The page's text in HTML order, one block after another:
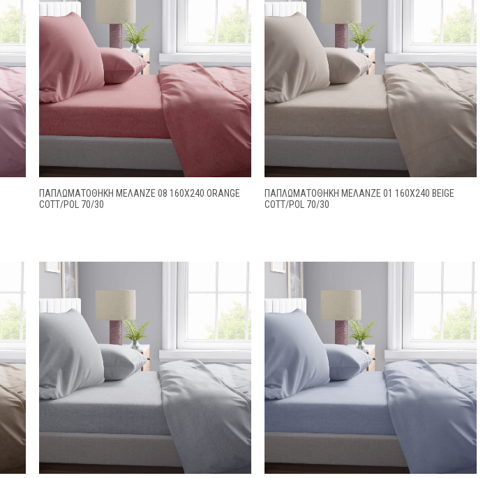
ΠΑΠΛΩΜΑΤΟΘΗΚΗ ΜΕΛΑΝΖΈ 08 160Χ240 ORANGE
COTT/POL 70/30
ΠΑΠΛΩΜΑΤΟΘΗΚΗ ΜΕΛΑΝΖΈ 01 160X240 BEIGE
COTT/POL 70/30